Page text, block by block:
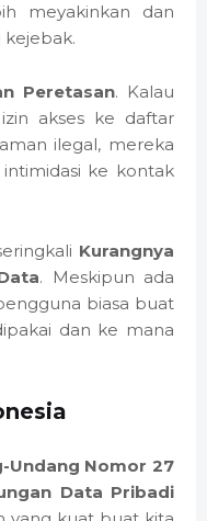
meyakinkan dan
Peretasan. Kalau
akses ke daftar
ilegal, mereka
ke kontak
Kurangnya
. Meskipun ada
biasa buat
dan ke mana
Undang Nomor 27
Data Pribadi